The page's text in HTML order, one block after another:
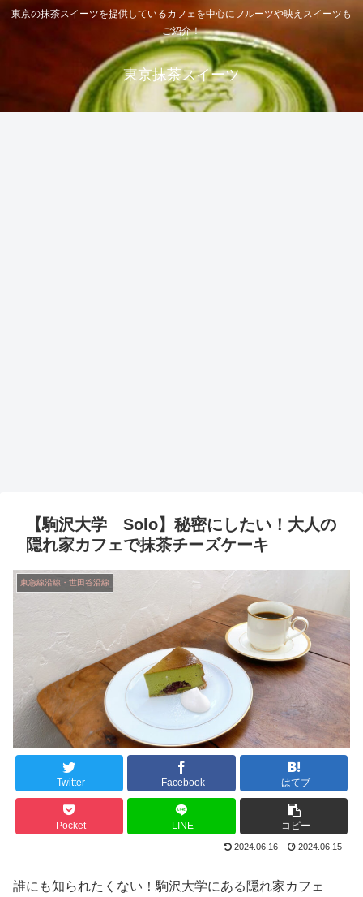
東京の抹茶スイーツを提供しているカフェを中心にフルーツや映えスイーツも
ご紹介！
東京抹茶スイーツ
【駒沢大学 Solo】秘密にしたい！大人の
隠れ家カフェで抹茶チーズケーキ
東急線沿線・世田谷沿線
Twitter Facebook はてブ
Pocket LINE コピー
2024.06.16 2024.06.15
誰にも知られたくない！駒沢大学にある隠れ家カフェ